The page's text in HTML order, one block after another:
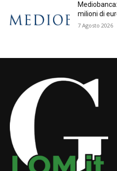
milioni di
7 Agosto 2026